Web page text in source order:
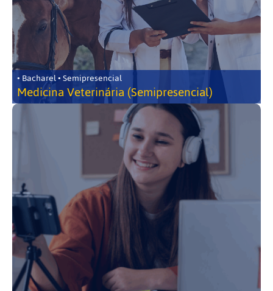
• Bacharel • Semipresencial
Medicina Veterinária (Semipresencial)